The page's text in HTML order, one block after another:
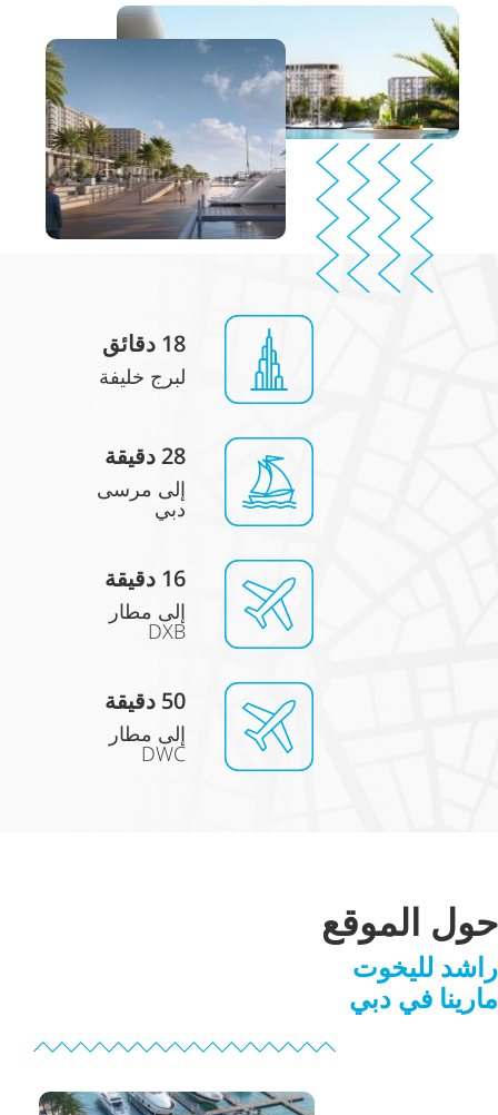
18 دقائق
لبرج خليفة
28دقيقة
إلى مرسى
دبي
16 دقيقة
إلى مطار
DXB
50 دقيقة
إلى مطار
DWC
حول الموقع
راشد لليخوت
مارينا في دبي